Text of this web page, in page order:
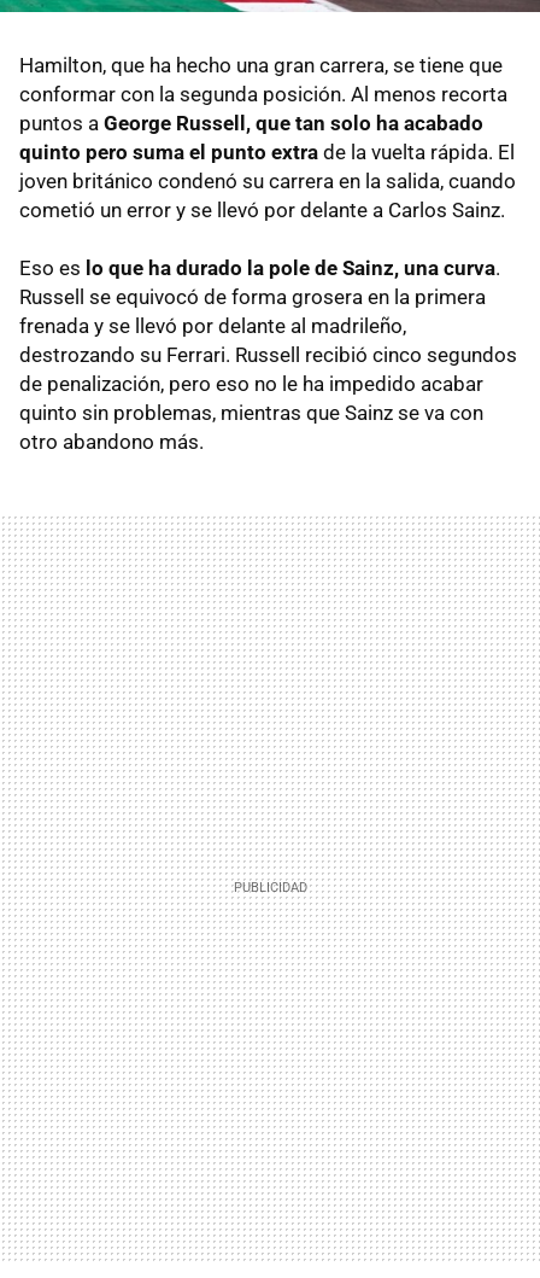
Hamilton, que ha hecho una gran carrera, se tiene que
conformar con la segunda posición. Al menos recorta
puntos a George Russell, que tan solo ha acabado
quinto pero suma el punto extra de la vuelta rápida. El
joven británico condenó su carrera en la salida, cuando
cometió un error y se llevó por delante a Carlos Sainz.
Eso es lo que ha durado la pole de Sainz, una curva.
Russell se equivocó de forma grosera en la primera
frenada y se llevó por delante al madrileño,
destrozando su Ferrari. Russell recibió cinco segundos
de penalización, pero eso no le ha impedido acabar
quinto sin problemas, mientras que Sainz se va con
otro abandono más.